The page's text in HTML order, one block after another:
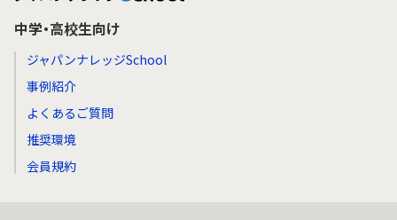
中学・高校生向け
ジャパンナレッジSchool
事例紹介
よくあるご質問
推奨環境
会員規約